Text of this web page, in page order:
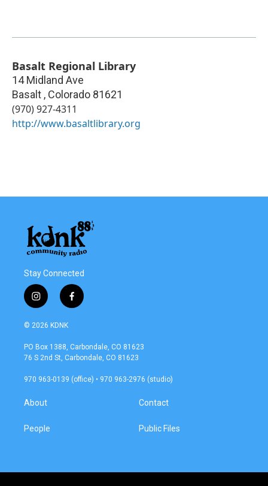
Basalt Regional Library
14 Midland Ave
Basalt , Colorado 81621
(970) 927-4311
http://www.basaltlibrary.org
Stay Connected
i
n
s
a
g
a
f
a
b
o
k
© 2026 KDNK
PO Box 1388, Carbondale, CO 81623
76 S 2nd St, Carbondale, CO 81623
970 963-0139 (office) • 970 963-2976 (studio)
About
People
Contact
Public Files